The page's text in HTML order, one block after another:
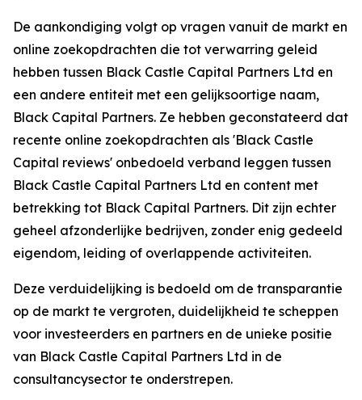
De aankondiging volgt op vragen vanuit de markt en
online zoekopdrachten die tot verwarring geleid
hebben tussen Black Castle Capital Partners Ltd en
een andere entiteit met een gelijksoortige naam,
Black Capital Partners. Ze hebben geconstateerd dat
recente online zoekopdrachten als 'Black Castle
Capital reviews' onbedoeld verband leggen tussen
Black Castle Capital Partners Ltd en content met
betrekking tot Black Capital Partners. Dit zijn echter
geheel afzonderlijke bedrijven, zonder enig gedeeld
eigendom, leiding of overlappende activiteiten.
Deze verduidelijking is bedoeld om de transparantie
op de markt te vergroten, duidelijkheid te scheppen
voor investeerders en partners en de unieke positie
van Black Castle Capital Partners Ltd in de
consultancysector te onderstrepen.